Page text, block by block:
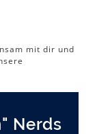
mit dir und
Nerds